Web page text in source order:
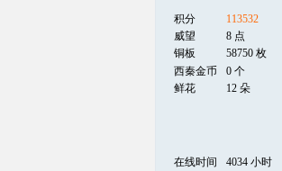
积分
113532
威望
8 点
铜板
58750 枚
西秦金币
0 个
鲜花
12 朵
在线时间
4034 小时